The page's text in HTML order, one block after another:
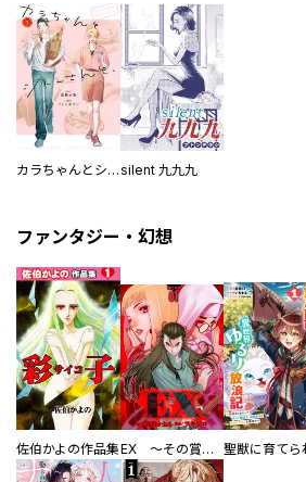
カラちゃんとシトーさんと、silent 九九九
ファンタジー・幻想
佐伯かよの作品集 EX ～その賞金稼ぎは、世界の出口を探す～【単行本版】